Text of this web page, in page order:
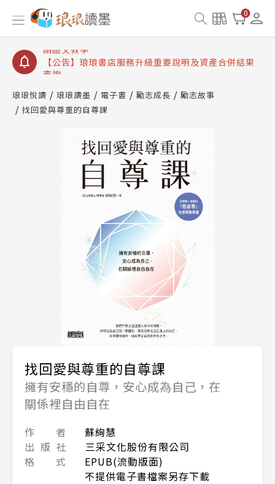
0
【公告】琅琅讀墨書櫃開通常見問題
【公告】琅琅讀墨 3 分鐘完成書櫃開通與資產合併申
【公告】琅琅書店服務升級重要說明及資產合併結果
查詢
琅琅悅讀 琅琅讀墨 電子書 勵志成長
勵志故事
找回愛與尊重的自尊課
找回愛與尊重的自尊課
擁有安穩的自尊，安心成為自己，在
關係裡自由自在
作 者
蘇絢慧
出 版 社
三采文化股份有限公司
格 式
EPUB(流動版面)
不提供電子書檔案另存下載